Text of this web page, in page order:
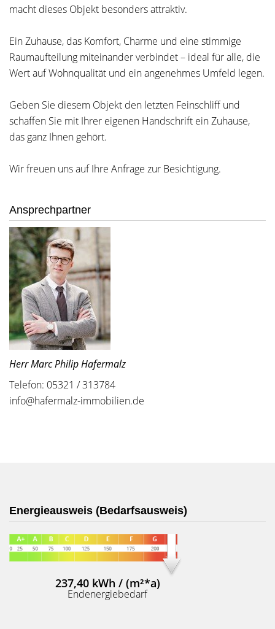
macht dieses Objekt besonders attraktiv.
Ein Zuhause, das Komfort, Charme und eine stimmige
Raumaufteilung miteinander verbindet – ideal für alle, die
Wert auf Wohnqualität und ein angenehmes Umfeld legen.
Geben Sie diesem Objekt den letzten Feinschliff und
schaffen Sie mit Ihrer eigenen Handschrift ein Zuhause,
das ganz Ihnen gehört.
Wir freuen uns auf Ihre Anfrage zur Besichtigung.
Ansprechpartner
Herr Marc Philip Hafermalz
Telefon: 05321 / 313784
info@hafermalz-immobilien.de
Energieausweis (Bedarfsausweis)
237,40 kWh / (m²*a)
Endenergiebedarf